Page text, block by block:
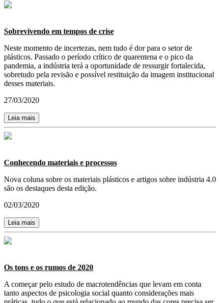
Sobrevivendo em tempos de crise
Neste momento de incertezas, nem tudo é dor para o setor de
plásticos. Passado o período crítico de quarentena e o pico da
pandemia, a indústria terá a oportunidade de ressurgir fortalecida,
sobretudo pela revisão e possível restituição da imagem institucional
desses materiais.
27/03/2020
Leia mais
Conhecendo materiais e processos
Nova coluna sobre os materiais plásticos e artigos sobre indústria 4.0
são os destaques desta edição.
02/03/2020
Leia mais
Os tons e os rumos de 2020
A começar pelo estudo de macrotendências que levam em conta
tanto aspectos de psicologia social quanto considerações mais